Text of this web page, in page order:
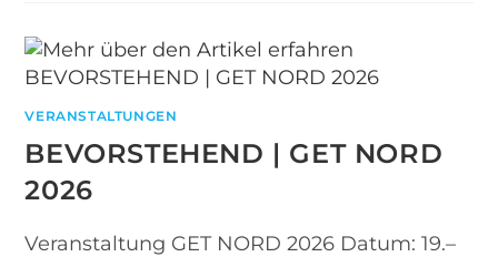
VERANSTALTUNGEN
BEVORSTEHEND | GET NORD
2026
Veranstaltung GET NORD 2026 Datum: 19.–